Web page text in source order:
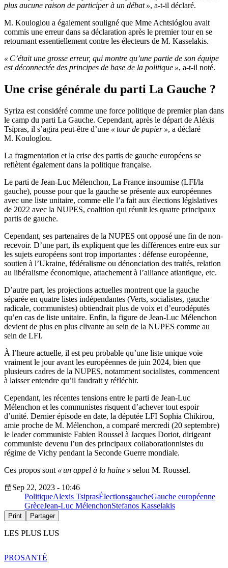
plus aucune raison de participer à un débat », a-t-il déclaré.
M. Kouloglou a également souligné que Mme Achtsióglou avait
commis une erreur dans sa déclaration après le premier tour en se
retournant essentiellement contre les électeurs de M. Kasselakis.
« C’était une grosse erreur, qui montre qu’une partie de son équipe
est déconnectée des principes de base de la politique », a-t-il noté.
Une crise générale du parti La Gauche ?
Syriza est considéré comme une force politique de premier plan dans
le camp du parti La Gauche. Cependant, après le départ de Aléxis
Tsípras, il s’agira peut-être d’une « tour de papier », a déclaré
M. Kouloglou.
La fragmentation et la crise des partis de gauche européens se
reflètent également dans la politique française.
Le parti de Jean-Luc Mélenchon, La France insoumise (LFI/la
gauche), pousse pour que la gauche se présente aux européennes
avec une liste unitaire, comme elle l’a fait aux élections législatives
de 2022 avec la NUPES, coalition qui réunit les quatre principaux
partis de gauche.
Cependant, ses partenaires de la NUPES ont opposé une fin de non-
recevoir. D’une part, ils expliquent que les différences entre eux sur
les sujets européens sont trop importantes : défense européenne,
soutien à l’Ukraine, fédéralisme ou dénonciation des traités, relation
au libéralisme économique, attachement à l’alliance atlantique, etc.
D’autre part, les projections actuelles montrent que la gauche
séparée en quatre listes indépendantes (Verts, socialistes, gauche
radicale, communistes) obtiendrait plus de voix et d’eurodéputés
qu’en cas de liste unitaire. Enfin, la figure de Jean-Luc Mélenchon
devient de plus en plus clivante au sein de la NUPES comme au
sein de LFI.
À l’heure actuelle, il est peu probable qu’une liste unique voie
vraiment le jour avant les européennes de juin 2024, bien que
plusieurs cadres de la NUPES, notamment socialistes, commencent
à laisser entendre qu’il faudrait y réfléchir.
Cependant, les récentes tensions entre le parti de Jean-Luc
Mélenchon et les communistes risquent d’achever tout espoir
d’unité. Dernier épisode en date, la députée LFI Sophia Chikirou,
amie proche de M. Mélenchon, a comparé mercredi (20 septembre)
le leader communiste Fabien Roussel à Jacques Doriot, dirigeant
communiste devenu l’un des principaux collaborationnistes du
régime de Vichy pendant la Seconde Guerre mondiale.
Ces propos sont « un appel à la haine » selon M. Roussel.
Sep 22, 2023 - 10:46
PolitiqueAlexis TsiprasÉlectionsgaucheGauche européenne
GrèceJean-Luc MélenchonStefanos Kasselakis
Print Partager
LES PLUS LUS
PROSANTÉ